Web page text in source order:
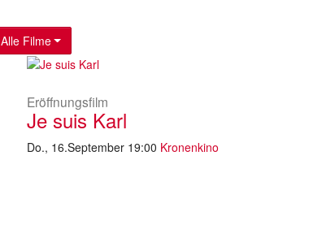
Alle Filme
Eröffnungsfilm
Je suis Karl
Do., 16.September 19:00 Kronenkino